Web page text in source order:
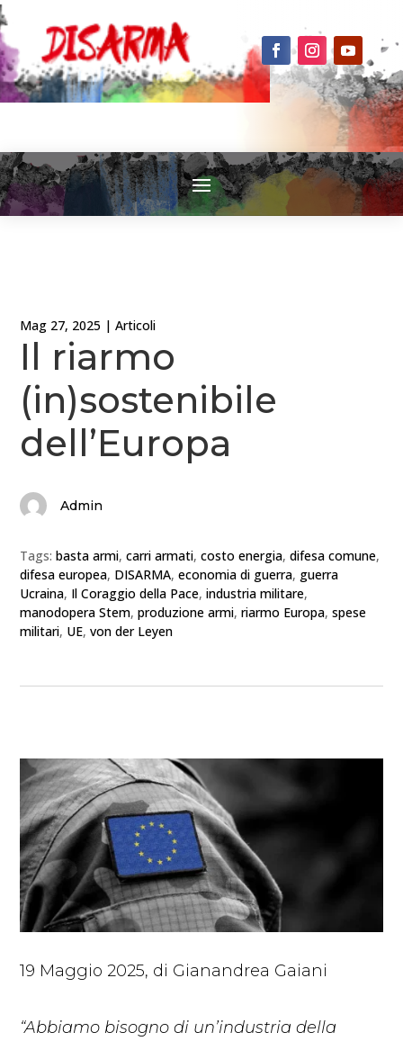
Mag 27, 2025 |Articoli
Il riarmo
(in)sostenibile
dell’Europa
Admin
Tags:basta armi,carri armati,costo energia,difesa comune,
difesa europea, DISARMA,economia di guerra, guerra
Ucraina, Il Coraggio della Pace,industria militare,
manodopera Stem,produzione armi,riarmo Europa,spese
militari, UE,von der Leyen
19 Maggio 2025, di Gianandrea Gaiani
“Abbiamo bisogno di un’industria della